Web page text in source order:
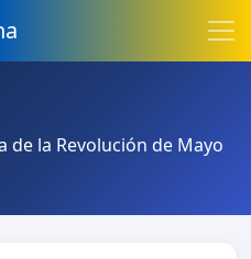
de la Revolución de Mayo